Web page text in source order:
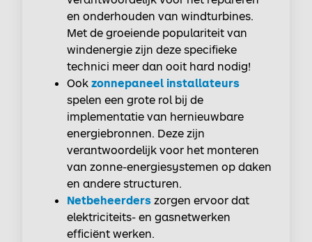
en onderhouden van windturbines.
Met de groeiende populariteit van
windenergie zijn deze specifieke
technici meer dan ooit hard nodig!
Ook zonnepaneel installateurs
spelen een grote rol bij de
implementatie van hernieuwbare
energiebronnen. Deze zijn
verantwoordelijk voor het monteren
van zonne-energiesystemen op daken
en andere structuren.
Netbeheerders zorgen ervoor dat
elektriciteits- en gasnetwerken
efficiënt werken.